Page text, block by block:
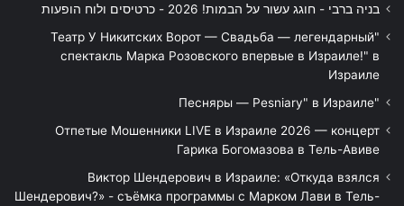
בניה ברבי - חוגג עשור על הבמות! 2026 - כרטיסים ולוח הופעות
"Театр У Никитских Ворот — Свадьба — легендарный
спектакль Марка Розовского впервые в Израиле!" в
Израиле
"Песняры — Pesniary" в Израиле
Отпетые Мошенники LIVE в Израиле 2026 — концерт
Гарика Богомазова в Тель-Авиве
Виктор Шендерович в Израиле: «Откуда взялся
Шендерович?» - съёмка программы с Марком Лави в Тель-